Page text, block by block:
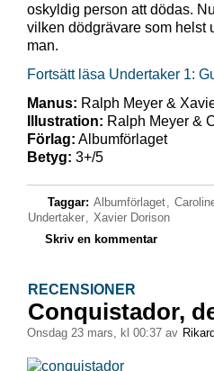
oskyldig person att dödas.
vilken dödgrävare som helst
man.
Fortsätt läsa Undertaker 1:
Manus: Ralph Meyer &
Illustration: Ralph Meyer &
Förlag: Albumförlaget
Betyg: 3+/5
Taggar: Albumförlaget,
Undertaker, Xavier Dorison
Skriv en kommentar
RECENSIONER
Conquistador,
onsdag 23 mars, kl 00:37 av Rikard